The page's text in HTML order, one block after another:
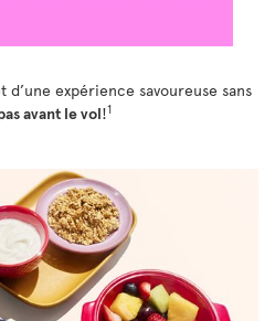
d’une expérience savoureuse sans
avant le vol!1